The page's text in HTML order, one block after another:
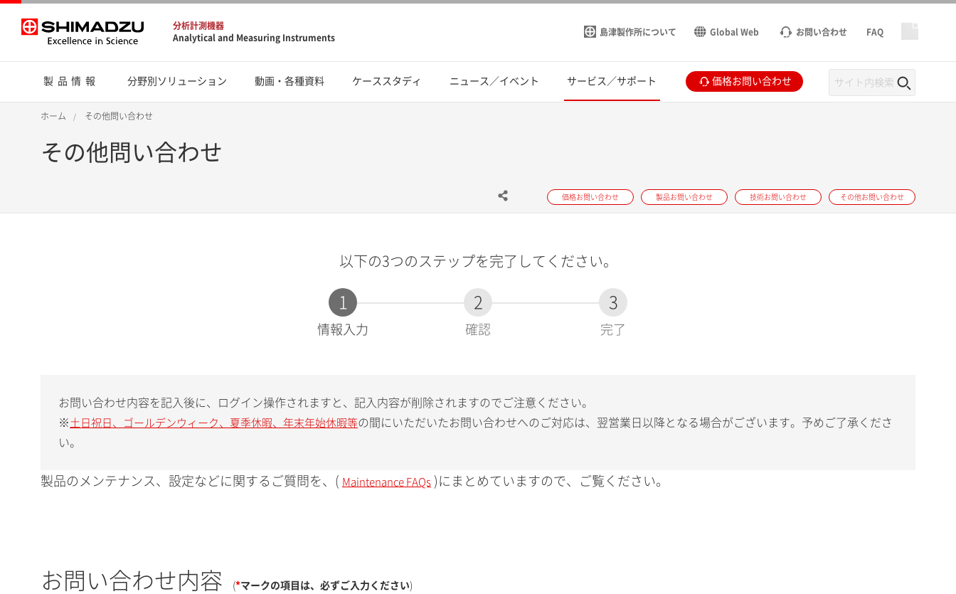
分析計測機器
Analytical and Measuring Instruments
島津製作所について Global Web お問い合わせ FAQ
製品情報 分野別ソリューション 動画・各種資料 ケーススタディ ニュース／イベント サービス／サポート 価格お問い合わせ
ホーム その他問い合わせ
その他問い合わせ
価格お問い合わせ 製品お問い合わせ 技術お問い合わせ その他お問い合わせ
以下の3つのステップを完了してください。
1
現
情報入力
2
確認
3
完了
お問い合わせ内容を記入後に、ログイン操作されますと、記入内容が削除されますのでご注意ください。
※ 土日祝日、ゴールデンウィーク、夏季休暇、年末年始休暇等の間にいただいたお問い合わせへのご対応は、翌営業日以降となる場合がございます。予めご了承くださ
い。
製品のメンテナンス、設定などに関するご質問を、( Maintenance FAQs )にまとめていますので、ご覧ください。
お問い合わせ内容 (*マークの項目は、必ずご入力ください)